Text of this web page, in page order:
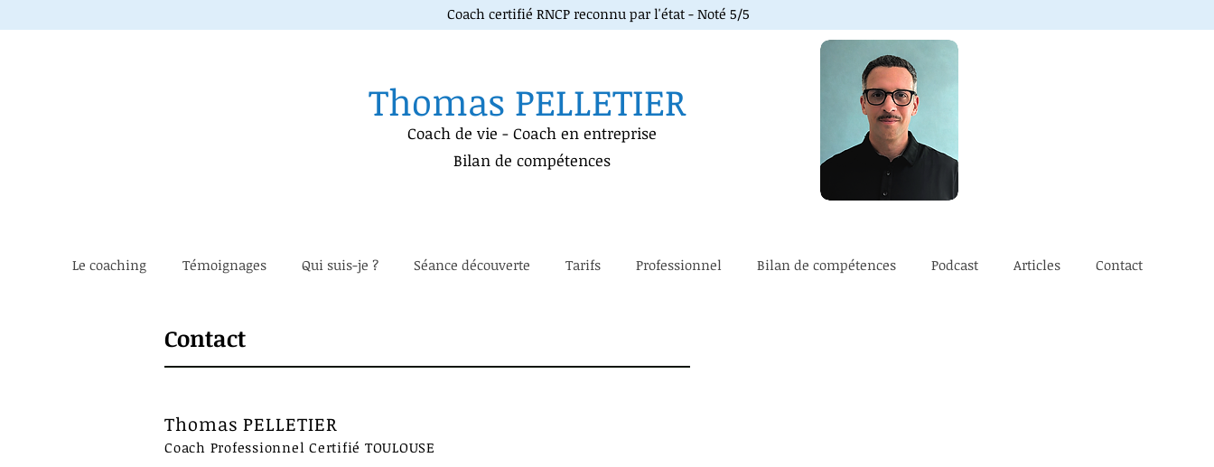
Coach certifié RNCP reconnu par l'état - Noté 5/5
Thomas PELLETIER
Coach de vie - Coach en entreprise
Bilan de compétences
Le coaching Témoignages Qui suis-je ? Séance découverte Tarifs Professionnel Bilan de compétences Podcast Articles Contact
Contact
Thomas PELLETIER
Coach Professionnel Certifié TOULOUSE